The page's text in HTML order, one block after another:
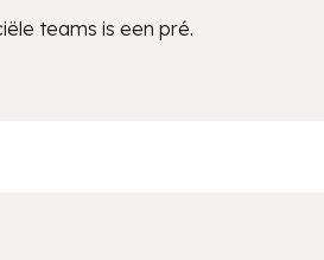
teams is een pré.